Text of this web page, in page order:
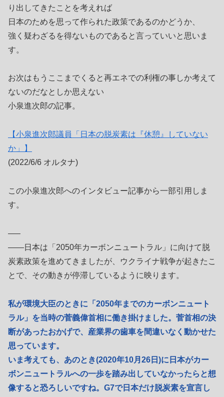
り出してきたことを考えれば
日本のためを思って作られた政策であるのかどうか、
強く疑わざるを得ないものであると言っていいと思いま
す。
お次はもうここまでくると再エネでの利権の事しか考えて
ないのだなとしか思えない
小泉進次郎の記事。
【小泉進次郎議員「日本の脱炭素は『休憩』していない
か」】
(2022/6/6 オルタナ)
この小泉進次郎へのインタビュー記事から一部引用しま
す。
—–
――日本は「2050年カーボンニュートラル」に向けて脱
炭素政策を進めてきましたが、ウクライナ戦争が起きたこ
とで、その動きが停滞しているように映ります。
私が環境大臣のときに「2050年までのカーボンニュート
ラル」を当時の菅義偉首相に働き掛けました。菅首相の決
断があったおかげで、産業界の歯車を間違いなく動かせた
思っています。
いま考えても、あのとき(2020年10月26日)に日本がカー
ボンニュートラルへの一歩を踏み出していなかったらと想
像すると恐ろしいですね。G7で日本だけ脱炭素を宣言し